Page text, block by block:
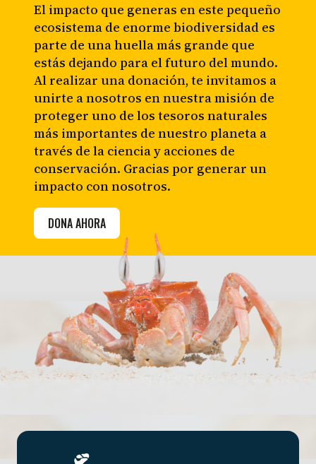
El impacto que generas en este pequeño
ecosistema de enorme biodiversidad es
parte de una huella más grande que
estás dejando para el futuro del mundo.
Al realizar una donación, te invitamos a
unirte a nosotros en nuestra misión de
proteger uno de los tesoros naturales
más importantes de nuestro planeta a
través de la ciencia y acciones de
conservación. Gracias por generar un
impacto con nosotros.
DONA AHORA